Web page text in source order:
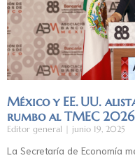
México y EE. UU.
rumbo al TMEC 2026
Editor general junio 19, 2025
La Secretaría de Economía